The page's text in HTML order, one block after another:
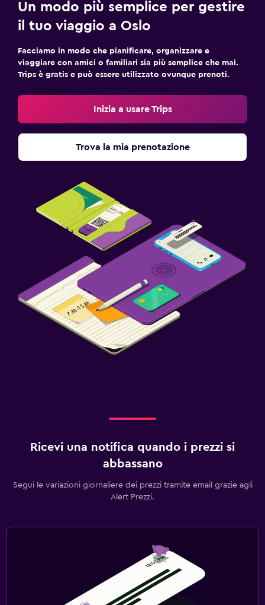
Un modo più semplice per gestire
il tuo viaggio a Oslo
Facciamo in modo che pianificare, organizzare e
viaggiare con amici o familiari sia più semplice che mai.
Trips è gratis e può essere utilizzato ovunque prenoti.
Inizia a usare Trips
Trova la mia prenotazione
Ricevi una notifica quando i prezzi si
abbassano
Segui le variazioni giornaliere dei prezzi tramite email grazie agli
Alert Prezzi.